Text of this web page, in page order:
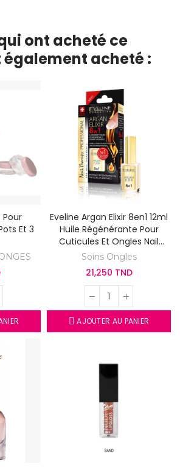
ont acheté ce
acheté :
Pour
Et 3
Eveline Argan Elixir 8en1 12ml
Huile Régénérante Pour
Cuticules Et Ongles Nail
Therapy
Soins Ongles
21,250 TND
AJOUTER AU PANIER